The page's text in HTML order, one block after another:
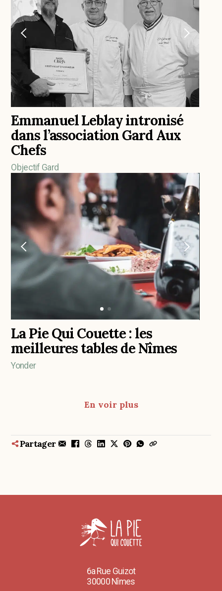
Emmanuel Leblay intronisé
dans l’association Gard Aux
Chefs
Objectif Gard
La Pie Qui Couette : les
meilleures tables de Nîmes
Yonder
En voir plus
Partager
6a Rue Guizot
30000 Nîmes